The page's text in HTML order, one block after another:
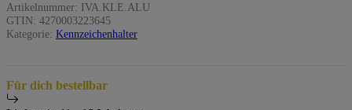
Artikelnummer: IVA.KLE.ALU
GTIN: 4270003223645
Kategorie: Kennzeichenhalter
Für dich bestellbar